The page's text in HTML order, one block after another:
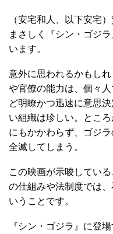
（安宅和人、以下安宅
まさしく『シン・ゴジ
います。
意外に思われるかもし
や官僚の能力は、個々
ど明瞭かつ迅速に意思
い組織は珍しい。とこ
にもかかわらず、ゴジ
全滅してしまう。
この映画が示唆してい
の仕組みや法制度では
いうことです。
『シン・ゴジラ』に登